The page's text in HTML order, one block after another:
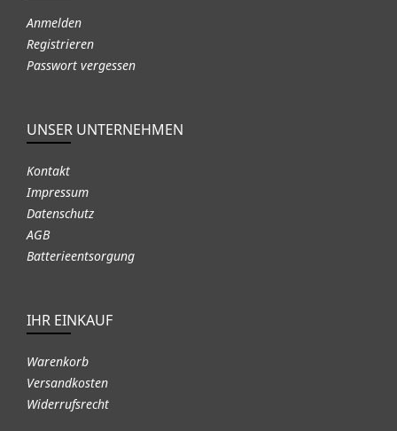
Anmelden
Registrieren
Passwort vergessen
UNSER UNTERNEHMEN
Kontakt
Impressum
Datenschutz
AGB
Batterieentsorgung
IHR EINKAUF
Warenkorb
Versandkosten
Widerrufsrecht